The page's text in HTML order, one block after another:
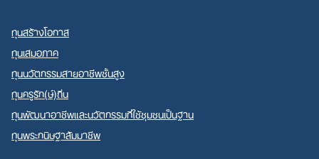
ทุนสร้างโอกาส
ทุนเสมอภาค
ทุนนวัตกรรมสายอาชีพชั้นสูง
ทุนครูรัก(ษ์)ถิ่น
ทุนพัฒนาอาชีพและนวัตกรรมที่ใช้ชุมชนเป็นฐาน
ทุนพระกนิษฐาสัมมาชีพ